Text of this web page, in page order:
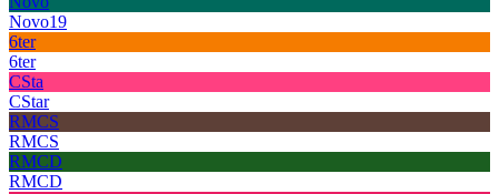
Novo19
6ter
6ter
CSta
CStar
RMCS
RMCS
RMCD
RMCD